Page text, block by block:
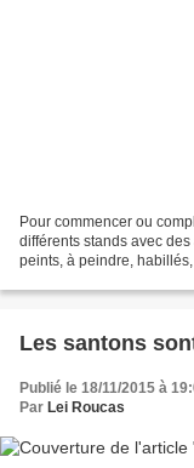
Pour commencer ou
différents stands avec
peints, à peindre,
Les santons
Publié le 18/11/2015 à
Par Lei Roucas